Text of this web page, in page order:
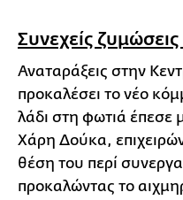
Συνεχείς
Αναταράξεις στην
προκαλέσει το νέο
λάδι στη φωτιά έπεσε
Χάρη Δούκα,
θέση του περί
προκαλώντας το